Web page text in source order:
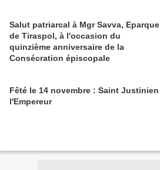
Salut patriarcal à Mgr Savva, Eparque
de Tiraspol, à l'occasion du
quinzième anniversaire de la
Consécration épiscopale
Fêté le 14 novembre : Saint Justinien
l'Empereur